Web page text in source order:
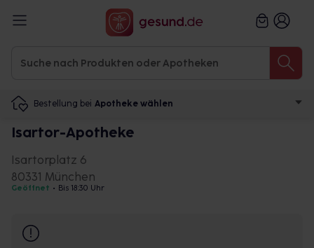
Bestellung bei Apotheke wählen
Isartor-Apotheke
Isartorplatz 6
80331 München
Geöffnet • Bis 18:30 Uhr